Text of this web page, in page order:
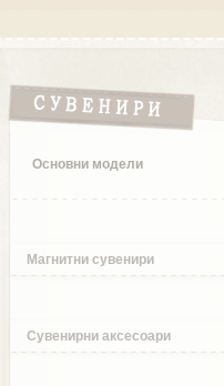
Основни модели
Магнитни сувенири
Сувенирни аксесоари